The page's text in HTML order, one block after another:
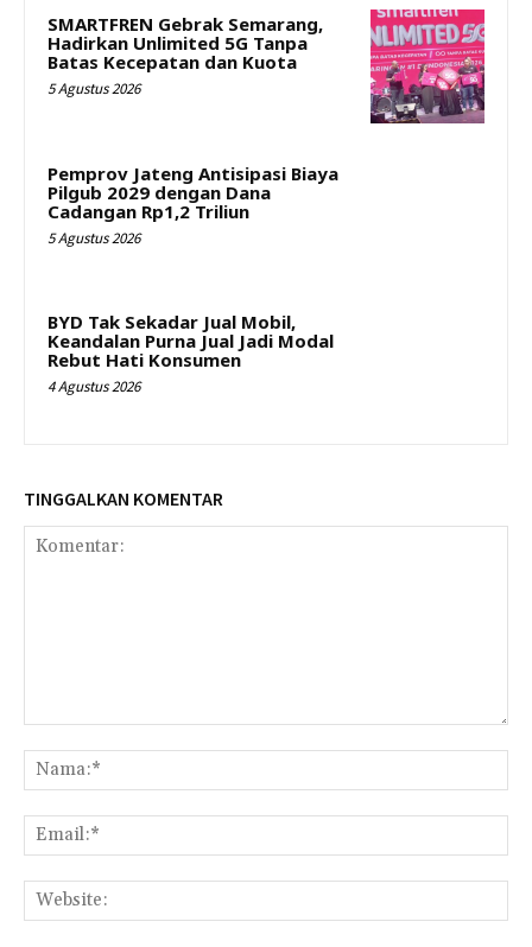
SMARTFREN Gebrak Semarang,
Hadirkan Unlimited 5G Tanpa
Batas Kecepatan dan Kuota
5 Agustus 2026
Pemprov Jateng Antisipasi Biaya
Pilgub 2029 dengan Dana
Cadangan Rp1,2 Triliun
5 Agustus 2026
BYD Tak Sekadar Jual Mobil,
Keandalan Purna Jual Jadi Modal
Rebut Hati Konsumen
4 Agustus 2026
TINGGALKAN KOMENTAR